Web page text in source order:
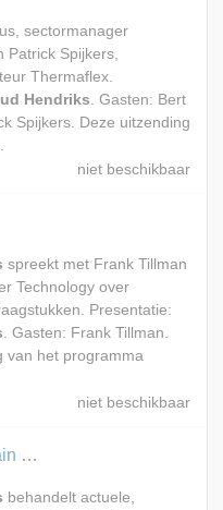
sectormanager
Patrick Spijkers,
Thermaflex.
Hendriks. Gasten: Bert
Spijkers. Deze uitzending
spreekt met Frank Tillman
Technology over
Presentatie:
. Gasten: Frank Tillman.
van het programma
behandelt actuele,